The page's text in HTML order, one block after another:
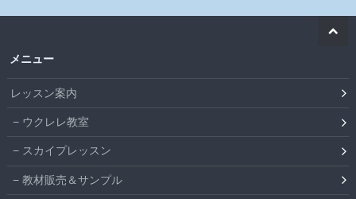
メニュー
レッスン案内
ウクレレ教室
スカイプレッスン
教材販売＆サンプル